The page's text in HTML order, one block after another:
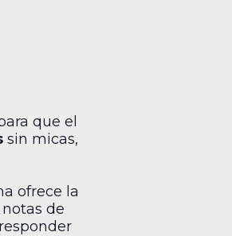
que el
sin micas,
ofrece la
de